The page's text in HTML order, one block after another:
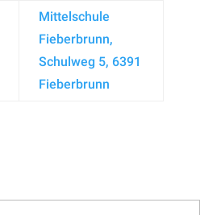
Mittelschule
Fieberbrunn,
Schulweg 5, 6391
Fieberbrunn